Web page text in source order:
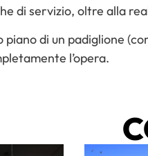
di servizio, oltre alla
di un padiglione
l’opera.